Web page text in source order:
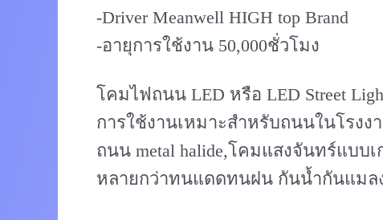
-Driver Meanwell HIGH top Brand
-อายุการใช้งาน 50,000ชั่วโมง
โคมไฟถนน LED หรือ LED Street
การใช้งานเหมาะสำหรับถนนในโรง
ถนน metal halide,โคมแสงจันทร์แบบ
หลายกว่าทนแดดทนฝน กันน้ำกันแมล